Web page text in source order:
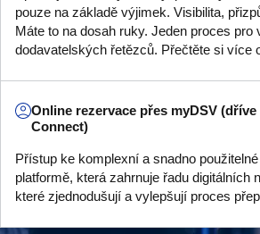
pouze na základě výjimek. Visibilita,
Máte to na dosah ruky. Jeden proces pro
dodavatelských řetězců. Přečtěte si více
Online rezervace přes myDSV
Connect)
Přístup ke komplexní a snadno
platformě, která zahrnuje řadu digitálních
které zjednodušují a vylepšují proces